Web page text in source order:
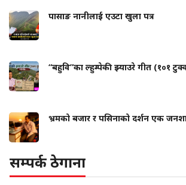
पासाङ नानीलाई एउटा खुला पत्र
“बहुवि”का ल्हुम्पेकी झ्याउरे गीत (१०१
भ्रमको बजार र पसिनाको दर्शन एक
सम्पर्क ठेगाना